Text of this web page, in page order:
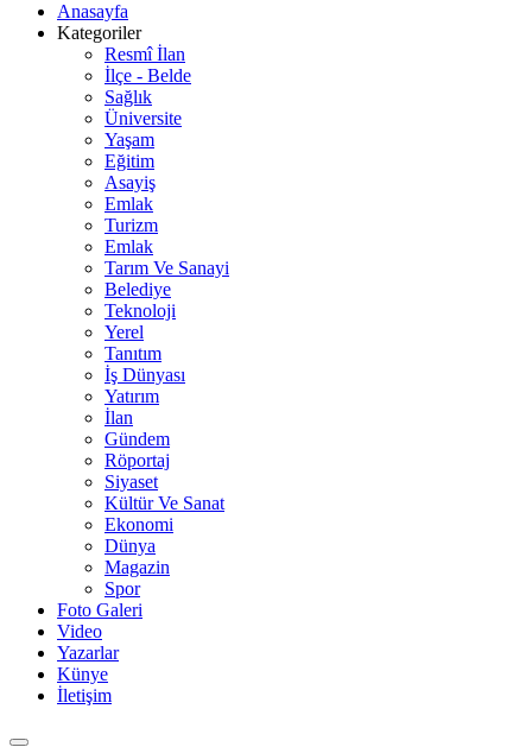
Anasayfa
Kategoriler
Resmî İlan
İlçe - Belde
Sağlık
Üniversite
Yaşam
Eğitim
Asayiş
Emlak
Turizm
Emlak
Tarım Ve Sanayi
Belediye
Teknoloji
Yerel
Tanıtım
İş Dünyası
Yatırım
İlan
Gündem
Röportaj
Siyaset
Kültür Ve Sanat
Ekonomi
Dünya
Magazin
Spor
Foto Galeri
Video
Yazarlar
Künye
İletişim